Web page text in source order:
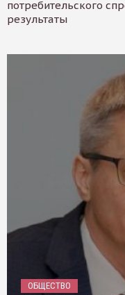
потребительского
результаты
ОБЩЕСТВО